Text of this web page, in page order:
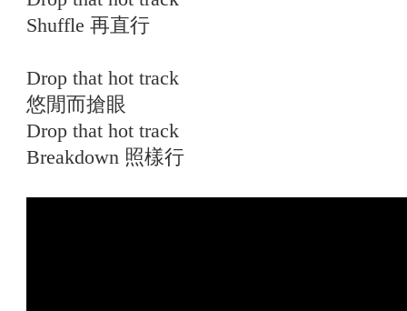
Shuffle 再直行
Drop that hot track
悠閒而搶眼
Drop that hot track
Breakdown 照樣行